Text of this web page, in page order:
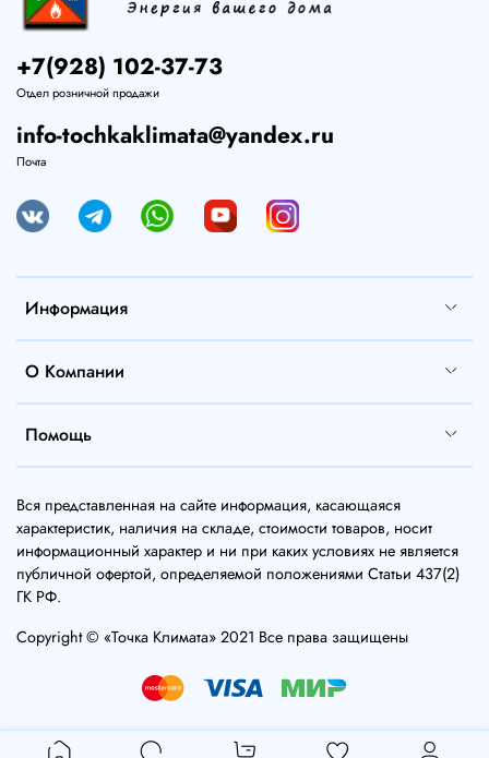
Информация
О Компании
Помощь
+7(928) 102-37-73
Отдел розничной продажи
info-tochkaklimata@yandex.ru
Почта
Вся представленная на сайте информация, касающаяся
характеристик, наличия на складе, стоимости товаров, носит
информационный характер и ни при каких условиях не является
публичной офертой, определяемой положениями Статьи 437(2)
ГК РФ.
Copyright © «Точка Климата» 2021 Все права защищены